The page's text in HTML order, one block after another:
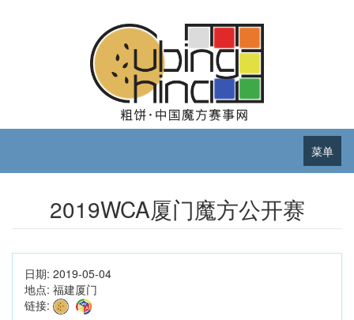
菜单
2019WCA厦门魔方公开赛
日期: 2019-05-04
地点: 福建厦门
链接: